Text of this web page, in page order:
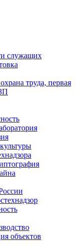
служащих
труда, первая
объектов